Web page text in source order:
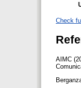
Check
AIMC